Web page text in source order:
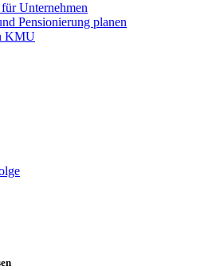
Unternehmen
Pensionierung planen
KMU